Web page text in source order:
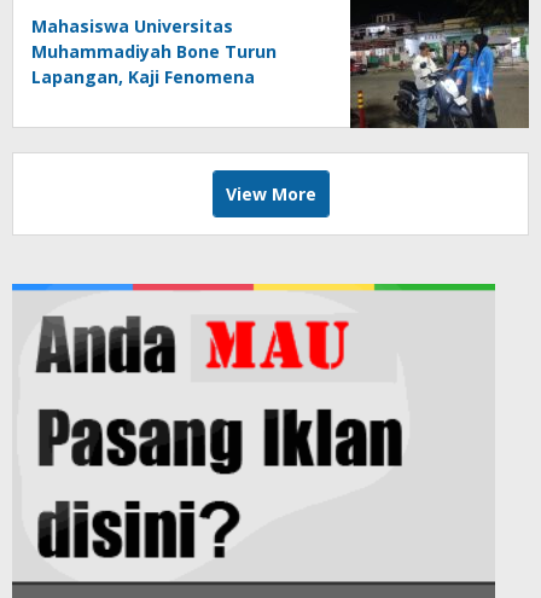
Mahasiswa Universitas
Muhammadiyah Bone Turun
Lapangan, Kaji Fenomena
melalui Riset FOTOFOBIA
View More